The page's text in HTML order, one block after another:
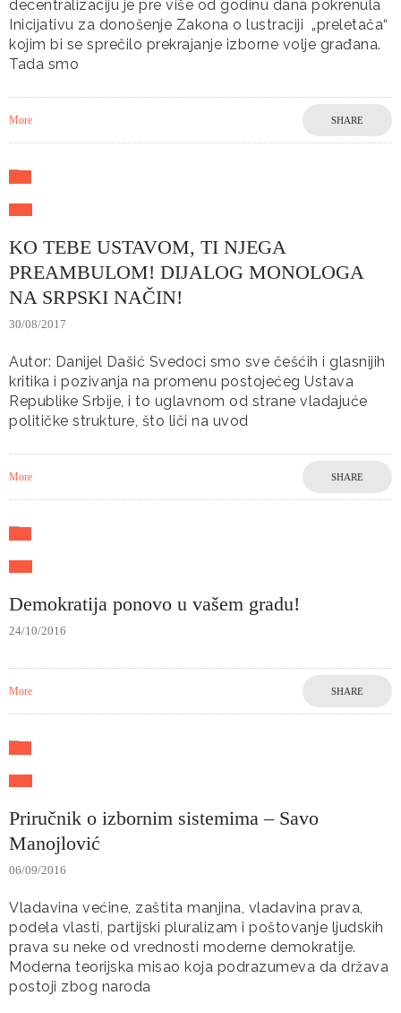
decentralizaciju je pre više od godinu dana pokrenula
Inicijativu za donošenje Zakona o lustraciji „preletača“
kojim bi se sprečilo prekrajanje izborne volje građana.
Tada smo
More SHARE
KO TEBE USTAVOM, TI NJEGA
PREAMBULOM! DIJALOG MONOLOGA
NA SRPSKI NAČIN!
30/08/2017
Autor: Danijel Dašić Svedoci smo sve češćih i glasnijih
kritika i pozivanja na promenu postojećeg Ustava
Republike Srbije, i to uglavnom od strane vladajuće
političke strukture, što liči na uvod
More SHARE
Demokratija ponovo u vašem gradu!
24/10/2016
More SHARE
Priručnik o izbornim sistemima – Savo
Manojlović
06/09/2016
Vladavina većine, zaštita manjina, vladavina prava,
podela vlasti, partijski pluralizam i poštovanje ljudskih
prava su neke od vrednosti moderne demokratije.
Moderna teorijska misao koja podrazumeva da država
postoji zbog naroda